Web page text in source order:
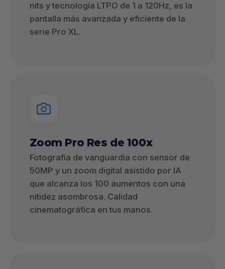
nits y tecnología LTPO de 1 a 120Hz, es la
pantalla más avanzada y eficiente de la
serie Pro XL.
Zoom Pro Res de 100x
Fotografía de vanguardia con sensor de
50MP y un zoom digital asistido por IA
que alcanza los 100 aumentos con una
nitidez asombrosa. Calidad
cinematográfica en tus manos.